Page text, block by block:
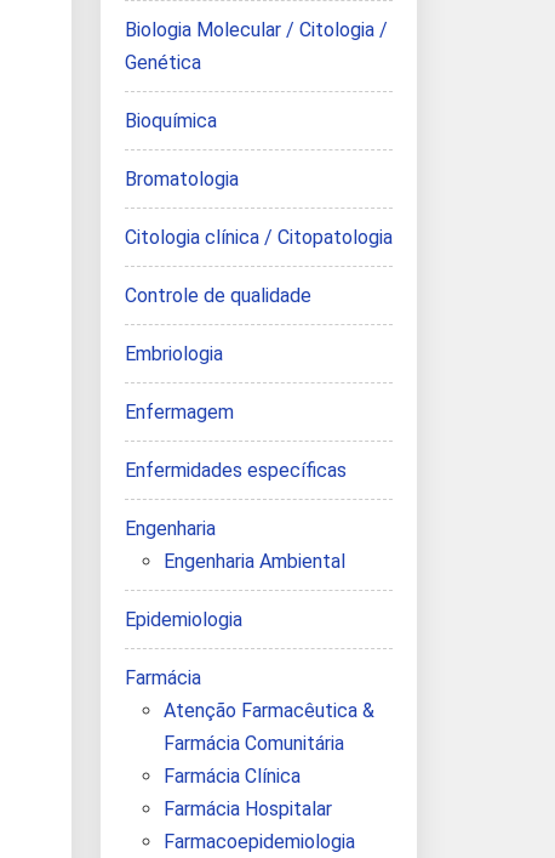
Biologia Molecular / Citologia /
Genética
Bioquímica
Bromatologia
Citologia clínica / Citopatologia
Controle de qualidade
Embriologia
Enfermagem
Enfermidades específicas
Engenharia
Engenharia Ambiental
Epidemiologia
Farmácia
Atenção Farmacêutica &
Farmácia Comunitária
Farmácia Clínica
Farmácia Hospitalar
Farmacoepidemiologia